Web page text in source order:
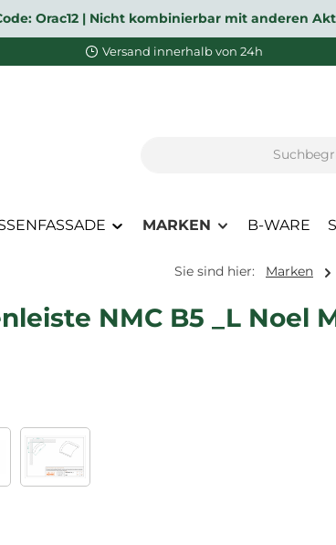
Orac12 | Nicht kombinierbar mit anderen
Versand innerhalb von 24h
MARKEN B-WARE
Sie sind hier: Marken
NMC B5 _L Noel